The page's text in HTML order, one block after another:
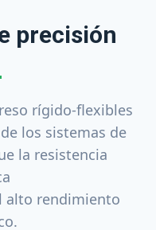
precisión
rígido-flexibles
los sistemas de
la resistencia
alto rendimiento